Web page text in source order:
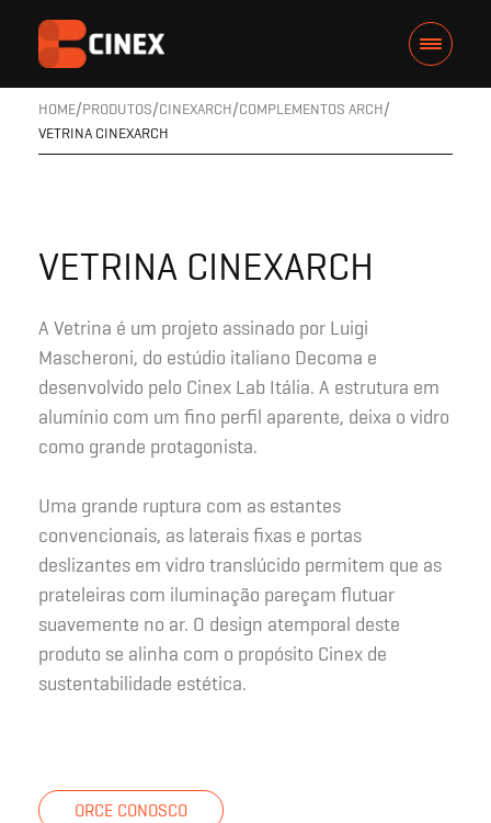
HOME PRODUTOS CINEXARCH COMPLEMENTOS ARCH
VETRINA CINEXARCH
VETRINA CINEXARCH
A Vetrina é um projeto assinado por Luigi
Mascheroni, do estúdio italiano Decoma e
desenvolvido pelo Cinex Lab Itália. A estrutura em
alumínio com um fino perfil aparente, deixa o vidro
como grande protagonista.
Uma grande ruptura com as estantes
convencionais, as laterais fixas e portas
deslizantes em vidro translúcido permitem que as
prateleiras com iluminação pareçam flutuar
suavemente no ar. O design atemporal deste
produto se alinha com o propósito Cinex de
sustentabilidade estética.
ORCE CONOSCO